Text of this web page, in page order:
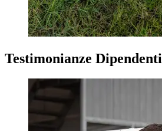
Testimonianze Dipendenti